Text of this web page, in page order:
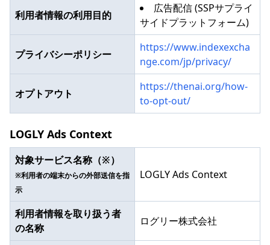
利用者情報の利用目的
広告配信 (SSPサプライ
サイドプラットフォーム)
プライバシーポリシー
https://www.indexexcha
nge.com/jp/privacy/
オプトアウト
https://thenai.org/how-
to-opt-out/
LOGLY Ads Context
対象サービス名称（※）
※利用者の端末からの外部送信を指
示
LOGLY Ads Context
利用者情報を取り扱う者
の名称
ログリー株式会社